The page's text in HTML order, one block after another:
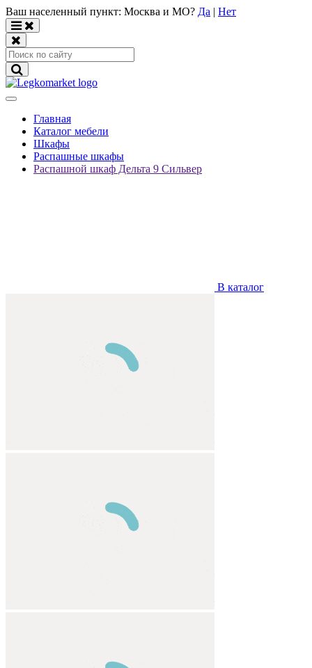
Ваш населенный пункт: Москва и МО? Да | Нет
Главная
Каталог мебели
Шкафы
Распашные шкафы
Распашной шкаф Дельта 9 Сильвер
В каталог